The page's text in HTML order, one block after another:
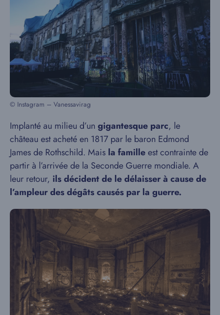
© Instagram – Vanessavirag
Implanté au milieu d’un gigantesque parc, le
château est acheté en 1817 par le baron Edmond
James de Rothschild. Mais la familleest contrainte de
partir à l’arrivée de la Seconde Guerre mondiale. A
leur retour, ils décident de le délaisser à cause de
l’ampleur des dégâts causés par la guerre.